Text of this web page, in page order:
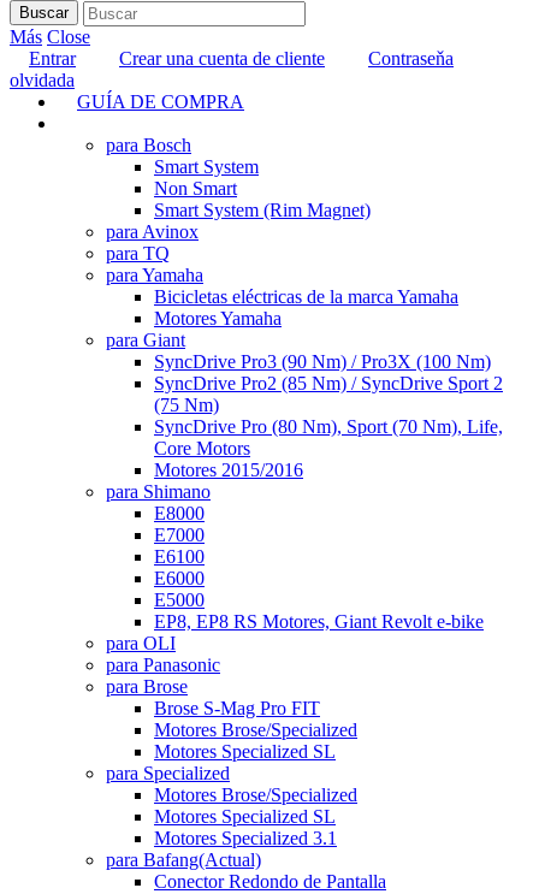
Buscar
Más Close
Entrar
Crear una cuenta de cliente
Contraseňa
olvidada
GUÍA DE COMPRA
para Bosch
Smart System
Non Smart
Smart System (Rim Magnet)
para Avinox
para TQ
para Yamaha
Bicicletas eléctricas de la marca Yamaha
Motores Yamaha
para Giant
SyncDrive Pro3 (90 Nm) / Pro3X (100 Nm)
SyncDrive Pro2 (85 Nm) / SyncDrive Sport 2
(75 Nm)
SyncDrive Pro (80 Nm), Sport (70 Nm), Life,
Core Motors
Motores 2015/2016
para Shimano
E8000
E7000
E6100
E6000
E5000
EP8, EP8 RS Motores, Giant Revolt e-bike
para OLI
para Panasonic
para Brose
Brose S-Mag Pro FIT
Motores Brose/Specialized
Motores Specialized SL
para Specialized
Motores Brose/Specialized
Motores Specialized SL
Motores Specialized 3.1
para Bafang(Actual)
Conector Redondo de Pantalla